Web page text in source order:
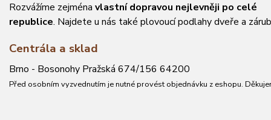
Rozvážíme zejména vlastní dopravou nejlevněji po celé
republice. Najdete u nás také plovoucí podlahy dveře a
Centrála a sklad
Brno - Bosonohy Pražská 674/156 64200
Před osobním vyzvednutím je nutné provést objednávku z eshopu.